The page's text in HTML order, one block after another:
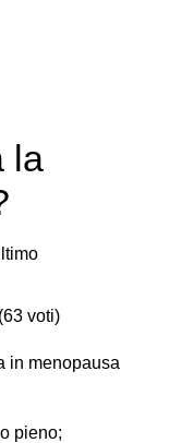
la
(63 voti)
in menopausa
pieno;